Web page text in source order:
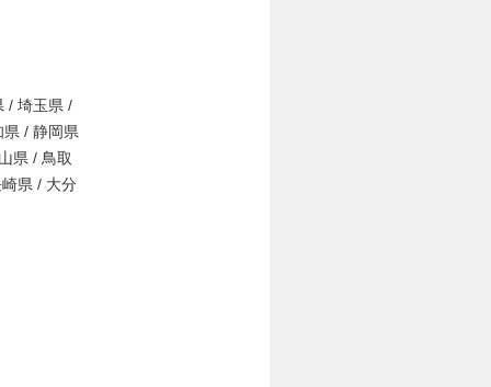
/ 埼玉県 /
県 / 静岡県
県 / 鳥取
県 / 大分